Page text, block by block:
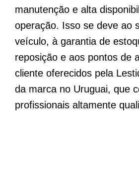
manutenção e alta
operação. Isso se deve ao
veículo, à garantia de
reposição e aos pontos de
cliente oferecidos pela
da marca no Uruguai, que
profissionais altamente